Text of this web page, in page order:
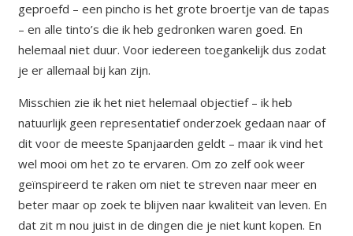
geproefd – een pincho is het grote broertje van de tapas
– en alle tinto’s die ik heb gedronken waren goed. En
helemaal niet duur. Voor iedereen toegankelijk dus zodat
je er allemaal bij kan zijn.
Misschien zie ik het niet helemaal objectief – ik heb
natuurlijk geen representatief onderzoek gedaan naar of
dit voor de meeste Spanjaarden geldt – maar ik vind het
wel mooi om het zo te ervaren. Om zo zelf ook weer
geïnspireerd te raken om niet te streven naar meer en
beter maar op zoek te blijven naar kwaliteit van leven. En
dat zit m nou juist in de dingen die je niet kunt kopen. En